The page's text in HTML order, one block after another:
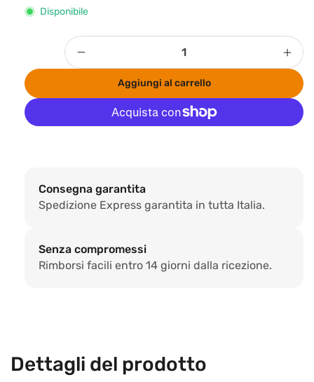
d
i
s
t
Disponibile
Quantità
Cutter
Black
per
Aggiungi al carrello
Consegna garantita
Spedizione Express garantita in tutta Italia.
Senza compromessi
Rimborsi facili entro 14 giorni dalla ricezione.
Dettagli del prodotto